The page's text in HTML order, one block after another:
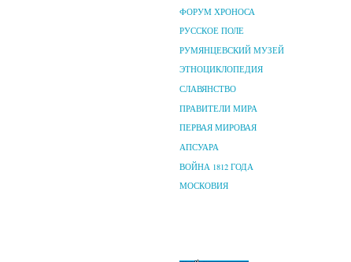
ФОРУМ ХРОНОСА
РУССКОЕ ПОЛЕ
РУМЯНЦЕВСКИЙ МУЗЕЙ
ЭТНОЦИКЛОПЕДИЯ
СЛАВЯНСТВО
ПРАВИТЕЛИ МИРА
ПЕРВАЯ МИРОВАЯ
АПСУАРА
ВОЙНА 1812 ГОДА
МОСКОВИЯ